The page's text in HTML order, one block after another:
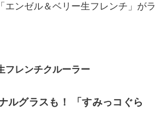
エンゼル＆ベリー生フレンチ」がラ
フレンチクルーラー
ルグラスも！ 「すみっコぐら